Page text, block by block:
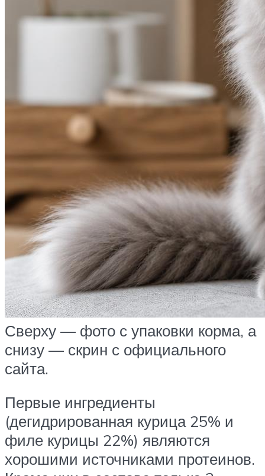
Сверху — фото с упаковки корма, а
снизу — скрин с официального
сайта.
Первые ингредиенты
(дегидрированная курица 25% и
филе курицы 22%) являются
хорошими источниками протеинов.